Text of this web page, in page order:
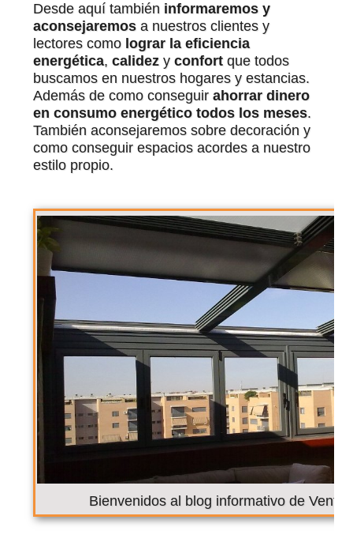
Desde aquí también informaremos y
aconsejaremos a nuestros clientes y
lectores como lograr la eficiencia
energética,calidezyconfort que todos
buscamos en nuestros hogares y estancias.
Además de como conseguirahorrar dinero
en consumo energético todos los meses.
También aconsejaremos sobre decoración y
como conseguir espacios acordes a nuestro
estilo propio.
Bienvenidos al blog informativo de